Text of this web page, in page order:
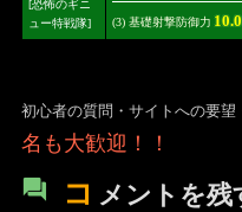
[恐怖のギニ
ュー特戦隊]
(3) 基礎射撃防御力
初心者の質問・サイトへの要望
名も大歓迎！！
コ メントを残